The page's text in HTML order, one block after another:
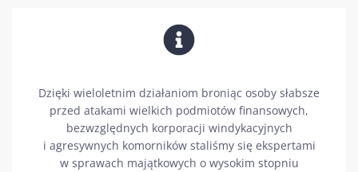
Dzięki wieloletnim działaniom broniąc osoby słabsze
przed atakami wielkich podmiotów finansowych,
bezwzględnych korporacji windykacyjnych
i agresywnych komorników staliśmy się ekspertami
w sprawach majątkowych o wysokim stopniu